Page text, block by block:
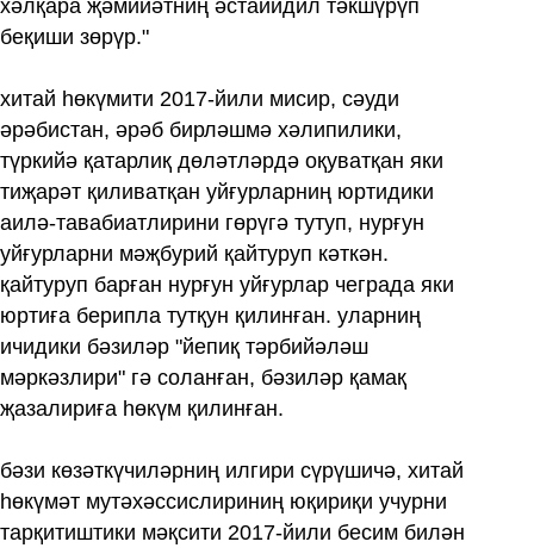
хәлқара җәмийәтниң әстайидил тәкшүрүп
беқиши зөрүр."
хитай һөкүмити 2017‏-йили мисир, сәуди
әрәбистан, әрәб бирләшмә хәлипилики,
түркийә қатарлиқ дөләтләрдә оқуватқан яки
тиҗарәт қиливатқан уйғурларниң юртидики
аилә-тавабиатлирини гөрүгә тутуп, нурғун
уйғурларни мәҗбурий қайтуруп кәткән.
қайтуруп барған нурғун уйғурлар чеграда яки
юртиға берипла тутқун қилинған. уларниң
ичидики бәзиләр "йепиқ тәрбийәләш
мәркәзлири" гә соланған, бәзиләр қамақ
җазалириға һөкүм қилинған.
бәзи көзәткүчиләрниң илгири сүрүшичә, хитай
һөкүмәт мутәхәссислириниң юқириқи учурни
тарқитиштики мәқсити 2017‏-йили бесим билән